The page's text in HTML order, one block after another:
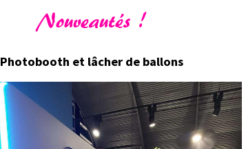
Nouveautés !
Photobooth et lâcher de ballons
travaille avec
En savoir plus